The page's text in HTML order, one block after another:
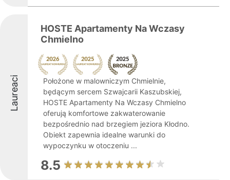
Laureaci
HOSTE Apartamenty Na Wczasy
Chmielno
Położone w malowniczym Chmielnie,
będącym sercem Szwajcarii Kaszubskiej,
HOSTE Apartamenty Na Wczasy Chmielno
oferują komfortowe zakwaterowanie
bezpośrednio nad brzegiem jeziora Kłodno.
Obiekt zapewnia idealne warunki do
wypoczynku w otoczeniu ...
8.5